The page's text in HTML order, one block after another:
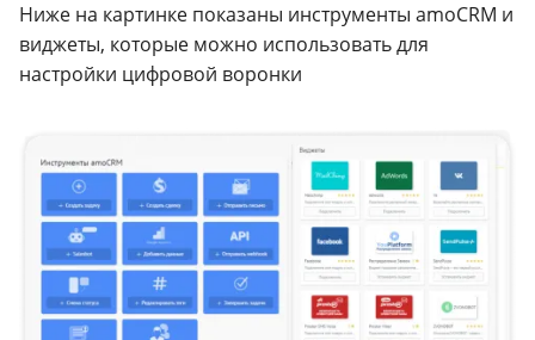
Ниже на картинке показаны инструменты amoCRM и
виджеты, которые можно использовать для
настройки цифровой воронки